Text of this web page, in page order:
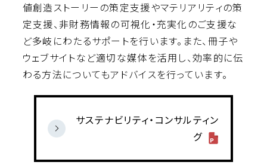
値創造ストーリーの策定支援やマテリアリティの策
定支援、非財務情報の可視化・充実化のご支援な
ど多岐にわたるサポートを行います。また、冊子や
ウェブサイトなど適切な媒体を活用し、効率的に伝
わる方法についてもアドバイスを行っています。
サステナビリティ・コンサルティン
グ